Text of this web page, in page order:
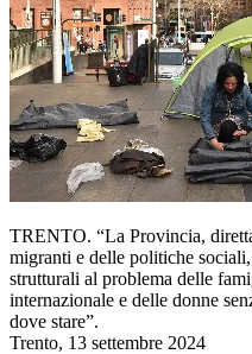
TRENTO. “La Provincia,
migranti e delle politiche
strutturali al problema delle
internazionale e delle donne
dove stare”.
Trento, 13 settembre 2024